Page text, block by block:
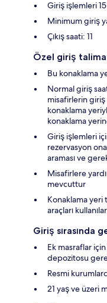
Giriş işlemleri 15
Minimum giriş
Çıkış saati: 11
Özel giriş
Bu konaklama
Normal giriş
misafirlerin giriş
konaklama
konaklama
Giriş işlemleri
rezervasyon
araması ve
Misafirlere
mevcuttur
Konaklama yeri
araçları
Giriş sırasında
Ek masraflar
depozitosu
Resmi
21 yaş ve üzeri